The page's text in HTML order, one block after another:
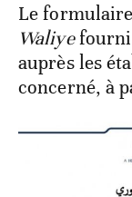
Le
Waliyefourni
auprès les
concerné, à